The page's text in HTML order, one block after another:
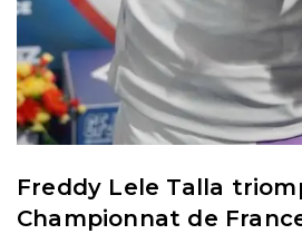
Freddy Lele Talla
Championnat de